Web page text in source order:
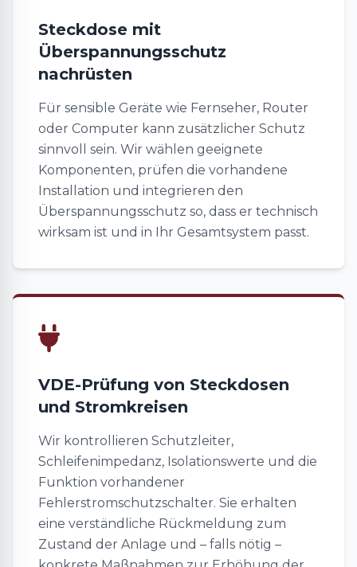
Steckdose mit
Überspannungsschutz
nachrüsten
Für sensible Geräte wie Fernseher, Router
oder Computer kann zusätzlicher Schutz
sinnvoll sein. Wir wählen geeignete
Komponenten, prüfen die vorhandene
Installation und integrieren den
Überspannungsschutz so, dass er technisch
wirksam ist und in Ihr Gesamtsystem passt.
VDE-Prüfung von Steckdosen
und Stromkreisen
Wir kontrollieren Schutzleiter,
Schleifenimpedanz, Isolationswerte und die
Funktion vorhandener
Fehlerstromschutzschalter. Sie erhalten
eine verständliche Rückmeldung zum
Zustand der Anlage und – falls nötig –